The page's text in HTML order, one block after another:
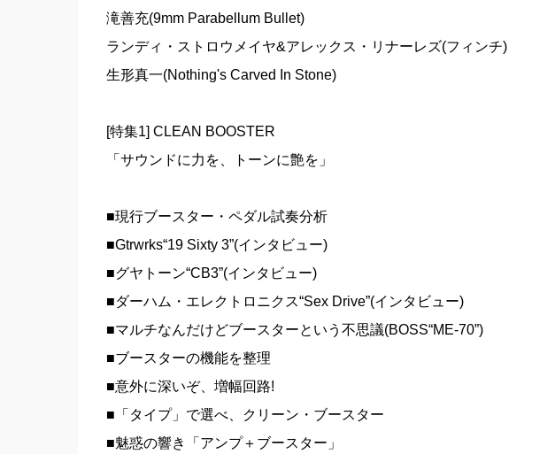
滝善充(9mm Parabellum Bullet)
ランディ・ストロウメイヤ&アレックス・リナーレズ(フィンチ)
生形真一(Nothing's Carved In Stone)
[特集1] CLEAN BOOSTER
「サウンドに力を、トーンに艶を」
■現行ブースター・ペダル試奏分析
■Gtrwrks“19 Sixty 3”(インタビュー)
■グヤトーン“CB3”(インタビュー)
■ダーハム・エレクトロニクス“Sex Drive”(インタビュー)
■マルチなんだけどブースターという不思議(BOSS“ME-70”)
■ブースターの機能を整理
■意外に深いぞ、増幅回路!
■「タイプ」で選べ、クリーン・ブースター
■魅惑の響き「アンプ＋ブースター」